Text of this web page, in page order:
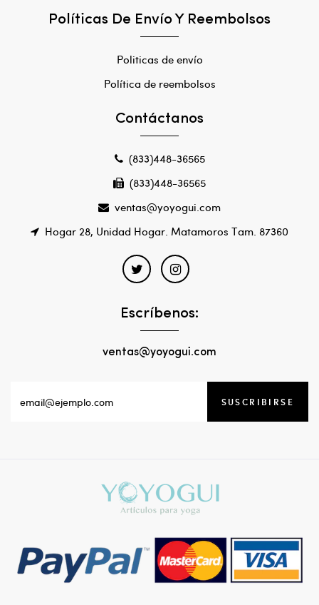
Políticas De Envío Y Reembolsos
Politicas de envío
Política de reembolsos
Contáctanos
(833)448-36565
(833)448-36565
ventas@yoyogui.com
Hogar 28, Unidad Hogar. Matamoros Tam. 87360
Escríbenos:
ventas@yoyogui.com
SUSCRIBIRSE